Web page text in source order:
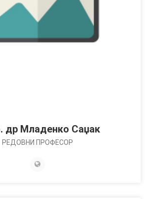
др Младенко Саџак
РЕДОВНИ ПРОФЕСОР